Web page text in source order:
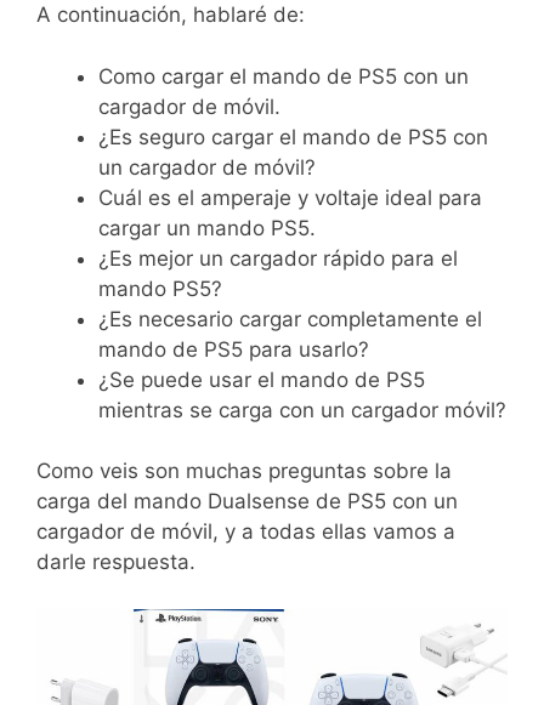
A continuación, hablaré de:
Como cargar el mando de PS5 con un
cargador de móvil.
¿Es seguro cargar el mando de PS5 con
un cargador de móvil?
Cuál es el amperaje y voltaje ideal para
cargar un mando PS5.
¿Es mejor un cargador rápido para el
mando PS5?
¿Es necesario cargar completamente el
mando de PS5 para usarlo?
¿Se puede usar el mando de PS5
mientras se carga con un cargador móvil?
Como veis son muchas preguntas sobre la
carga del mando Dualsense de PS5 con un
cargador de móvil, y a todas ellas vamos a
darle respuesta.